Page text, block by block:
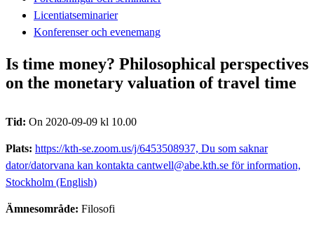
Licentiatseminarier
Konferenser och evenemang
Is time money? Philosophical perspectives
on the monetary valuation of travel time
Tid: On 2020-09-09 kl 10.00
Plats: https://kth-se.zoom.us/j/6453508937, Du som saknar
dator/datorvana kan kontakta cantwell@abe.kth.se för information,
Stockholm (English)
Ämnesområde: Filosofi